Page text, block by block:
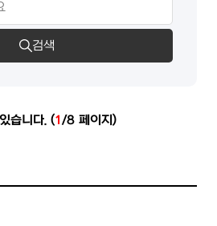
검색
습니다. (1/8 페이지)